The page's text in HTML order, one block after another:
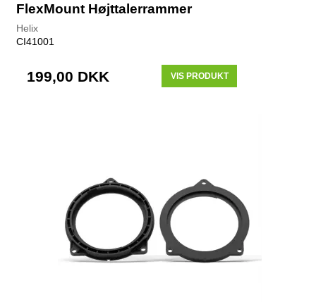
FlexMount Højttalerrammer
Helix
CI41001
199,00 DKK VIS PRODUKT